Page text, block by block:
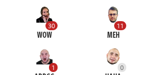
30
WOW
11
MEH
1 0